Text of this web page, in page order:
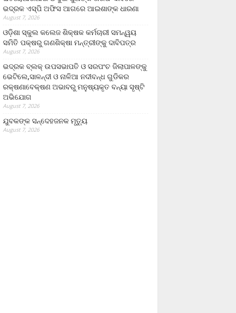
ଭଦ୍ରକ ଏସ୍‌ପି ଅଫିସ ଆଗରେ ଆଇଶାଙ୍କ ଧାରଣା
August 7, 2026
ଓଡ଼ିଶା ସ୍କୁଲ କଲେଜ ଶିକ୍ଷକ କର୍ମଚାରୀ ସମନ୍ୱୟ
ସମିତି ପକ୍ଷରୁ ଗଣଶିକ୍ଷା ମନ୍ତ୍ରୀଙ୍କୁ ଦାବିପତ୍ର
August 7, 2026
ଭଦ୍ରକ ବ୍ଲକ୍ ଉପସଭାପତି ଓ ସରପଂଚ ଜିଲାପାଳଙ୍କୁ
ଭେଟିଲେ,ସାଳନ୍ଦୀ ଓ ନାଳିଆ ନଦୀବନ୍ଧ ଗୁଡିକର
ରକ୍ଷଣାବେକ୍ଷଣ ଅଭାବରୁ ମନୁଷ୍ୟକୃତ ବନ୍ୟା ସୃଷ୍ଟି
ଅଭିଯୋଗ
August 7, 2026
ଯୁବକଙ୍କ ସନ୍ଦେହଜନକ ମୃତ୍ୟୁ
August 7, 2026